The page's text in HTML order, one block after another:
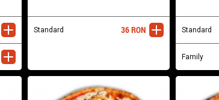
adaugă
adaugă
Standard adaugă
36RON Standard
Family